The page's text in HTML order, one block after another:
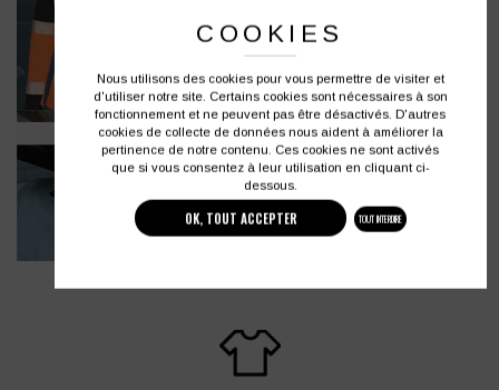
COOKIES
Nous utilisons des cookies pour vous permettre de visiter et
d'utiliser notre site. Certains cookies sont nécessaires à son
fonctionnement et ne peuvent pas être désactivés. D'autres
cookies de collecte de données nous aident à améliorer la
pertinence de notre contenu. Ces cookies ne sont activés
que si vous consentez à leur utilisation en cliquant ci-
dessous.
OK, TOUT ACCEPTER TOUT INTERDIRE